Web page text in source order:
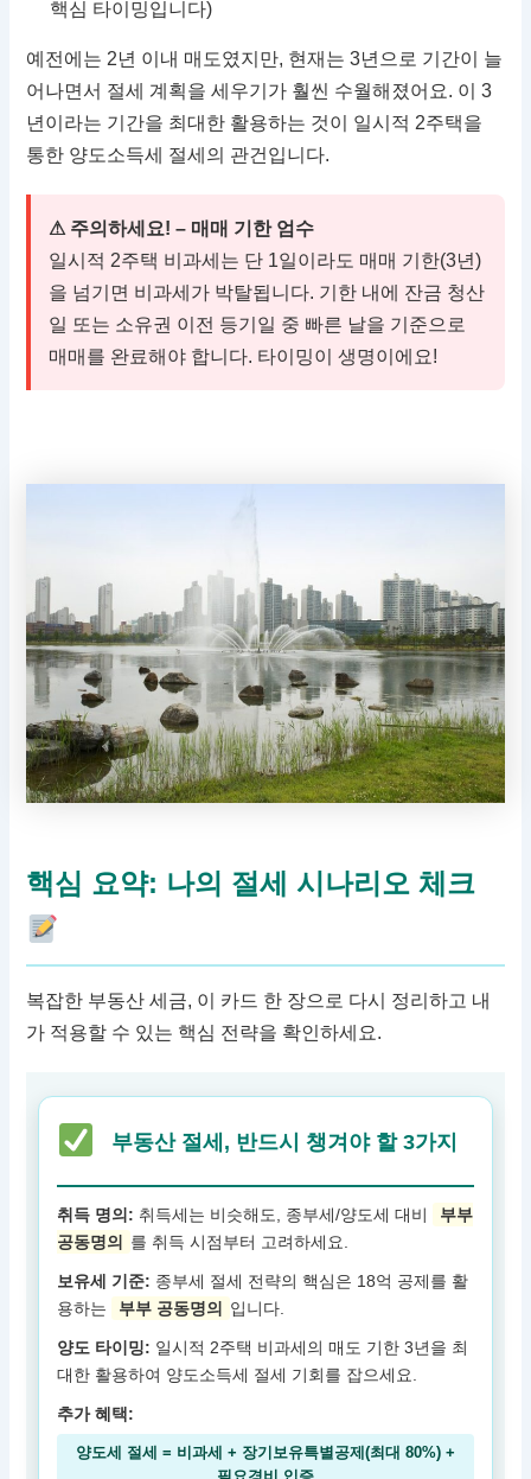
핵심 타이밍입니다)
예전에는 2년 이내 매도였지만, 현재는 3년으로 기간이 늘
어나면서 절세 계획을 세우기가 훨씬 수월해졌어요. 이 3
년이라는 기간을 최대한 활용하는 것이 일시적 2주택을
통한 양도소득세 절세의 관건입니다.
⚠ 주의하세요! – 매매 기한 엄수
일시적 2주택 비과세는 단 1일이라도 매매 기한(3년)
을 넘기면 비과세가 박탈됩니다. 기한 내에 잔금 청산
일 또는 소유권 이전 등기일 중 빠른 날을 기준으로
매매를 완료해야 합니다. 타이밍이 생명이에요!
핵심 요약: 나의 절세 시나리오 체크
복잡한 부동산 세금, 이 카드 한 장으로 다시 정리하고 내
가 적용할 수 있는 핵심 전략을 확인하세요.
부동산 절세, 반드시 챙겨야 할 3가지
취득 명의: 취득세는 비슷해도, 종부세/양도세 대비
부부
공동명의 를 취득 시점부터 고려하세요.
보유세 기준: 종부세 절세 전략의 핵심은 18억 공제를 활
용하는
부부 공동명의 입니다.
양도 타이밍: 일시적 2주택 비과세의 매도 기한 3년을 최
대한 활용하여 양도소득세 절세 기회를 잡으세요.
추가 혜택:
양도세 절세 = 비과세 + 장기보유특별공제(최대 80%) +